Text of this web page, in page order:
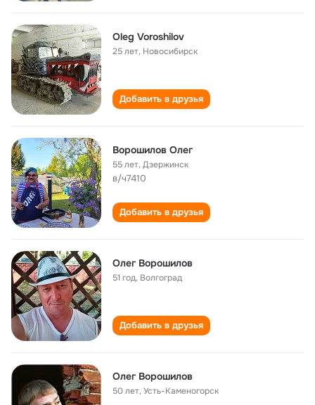
Oleg Voroshilov
25 лет, Новосибирск
Добавить в друзья
Ворошилов Олег
55 лет,Дзержинск
в/ч7410
Добавить в друзья
Олег Ворошилов
51 год, Волгоград
Добавить в друзья
Олег Ворошилов
50 лет,Усть-Каменогорск